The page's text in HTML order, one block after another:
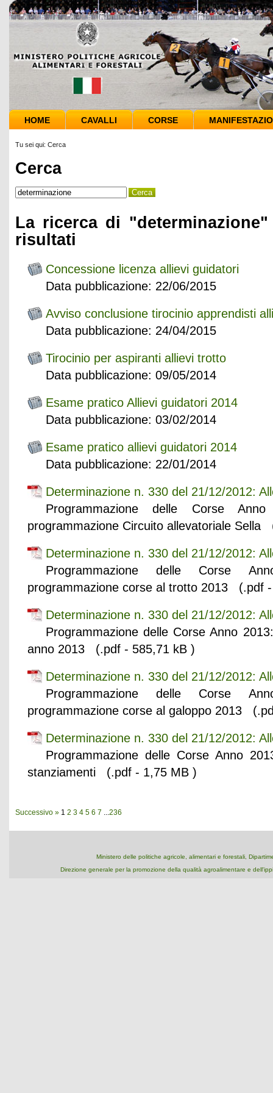
HOME CAVALLI CORSE
Tu sei qui: Cerca
Cerca
La ricerca di
risultati
Concessione licenza allievi guidatori
Data pubblicazione: 22/06/2015
Avviso conclusione tirocinio apprendisti
Data pubblicazione: 24/04/2015
Tirocinio per aspiranti allievi trotto
Data pubblicazione: 09/05/2014
Esame pratico Allievi guidatori 2014
Data pubblicazione: 03/02/2014
Esame pratico allievi guidatori 2014
Data pubblicazione: 22/01/2014
Determinazione n. 330 del 21/12/2012:
Programmazione delle Corse
programmazione Circuito allevatoriale Sella
Determinazione n. 330 del 21/12/2012:
Programmazione delle Corse
programmazione corse al trotto 2013 (.pdf
Determinazione n. 330 del 21/12/2012:
Programmazione delle Corse Anno
anno 2013 (.pdf - 585,71 kB )
Determinazione n. 330 del 21/12/2012:
Programmazione delle Corse
programmazione corse al galoppo 2013
Determinazione n. 330 del 21/12/2012:
Programmazione delle Corse Anno
stanziamenti (.pdf - 1,75 MB )
Successivo » 1 2 3 4 5 6 7 ...236
Ministero delle politiche agricole, alimentari e forestali,
Direzione generale per la promozione della qualità agroalimentare e